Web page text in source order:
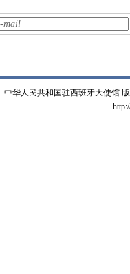
中华人民共和国驻西班牙大使馆